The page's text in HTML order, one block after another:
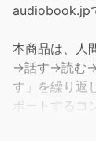
audiobook.jp
本商品は、人
→話す→読む→
す」を繰り返
ポートするコ
を聞き流し